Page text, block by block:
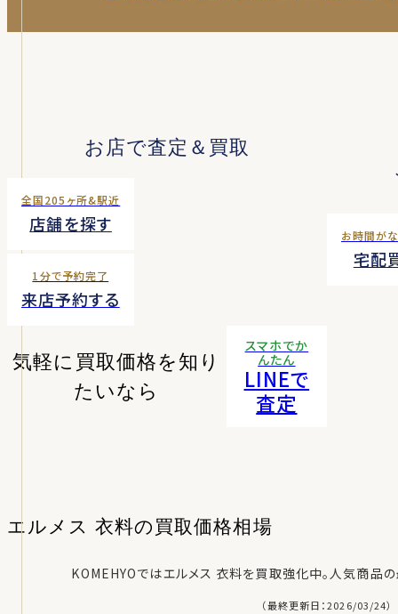
お店で査定＆買取
全国205ヶ所&駅近
店舗を探す
1分で予約完了
来店予約する
お時間が
宅配
気軽に買取価格を知り
たいなら
スマホでか
んたん
LINEで
査定
エルメス 衣料の 買取価格相場
KOMEHYOではエルメス 衣料を買取強化中。人気商品
（最終更新日：2026/03/24）